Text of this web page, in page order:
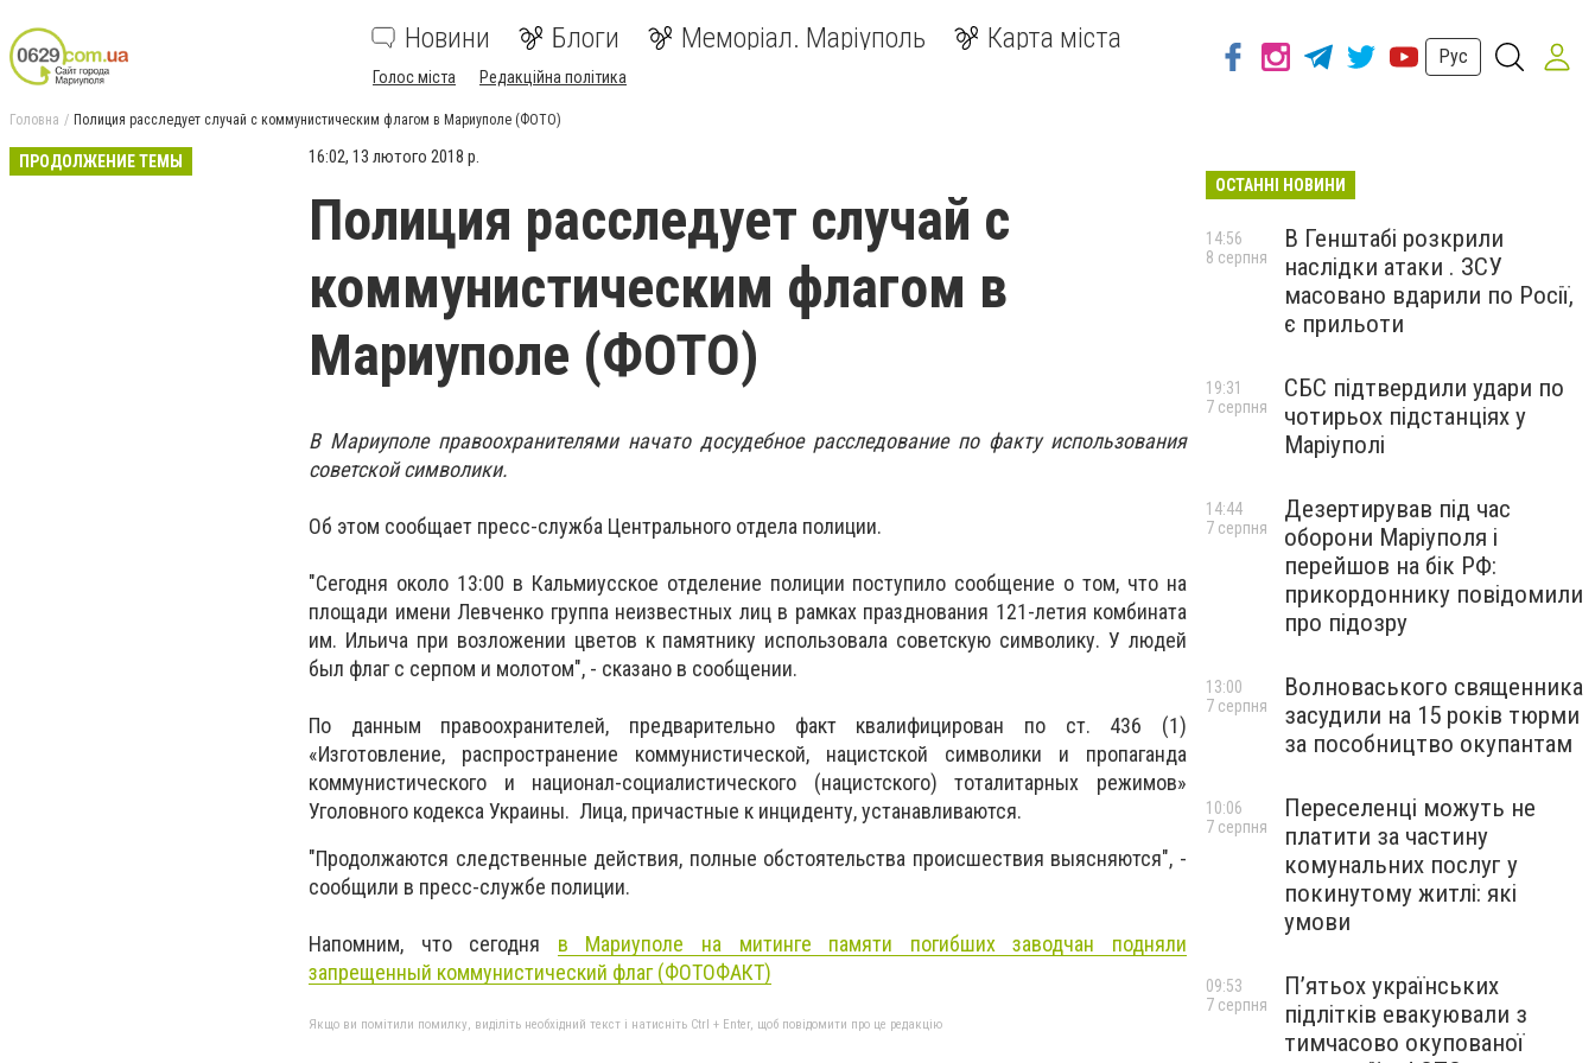
Новини Блоги Меморіал. Маріуполь Карта міста
Голос міста Редакційна політика
Рус
Головна Полиция расследует случай с коммунистическим флагом в Мариуполе (ФОТО)
ПРОДОЛЖЕНИЕ ТЕМЫ 16:02, 13 лютого 2018 р.
Полиция расследует случай с
коммунистическим флагом в
Мариуполе (ФОТО)
В Мариуполе правоохранителями начато досудебное расследование по факту использования
советской символики.
Об этом сообщает пресс-служба Центрального отдела полиции.
"Сегодня около 13:00 в Кальмиусское отделение полиции поступило сообщение о том, что на
площади имени Левченко группа неизвестных лиц в рамках празднования 121-летия комбината
им. Ильича при возложении цветов к памятнику использовала советскую символику. У людей
был флаг с серпом и молотом", - сказано в сообщении.
По данным правоохранителей, предварительно факт квалифицирован по ст. 436 (1)
«Изготовление, распространение коммунистической, нацистской символики и пропаганда
коммунистического и национал-социалистического (нацистского) тоталитарных режимов»
Уголовного кодекса Украины. Лица, причастные к инциденту, устанавливаются.
"Продолжаются следственные действия, полные обстоятельства происшествия выясняются", -
сообщили в пресс-службе полиции.
Напомним, что сегодня в Мариуполе на митинге памяти погибших заводчан подняли
запрещенный коммунистический флаг (ФОТОФАКТ)
Якщо ви помітили помилку, виділіть необхідний текст і натисніть Ctrl + Enter, щоб повідомити про це редакцію
ОСТАННІ НОВИНИ
В Генштабі розкрили
наслідки атаки . ЗСУ
масовано вдарили по Росії,
є прильоти
14:56
8 серпня
СБС підтвердили удари по
чотирьох підстанціях у
Маріуполі
19:31
7 серпня
Дезертирував під час
оборони Маріуполя і
перейшов на бік РФ:
прикордоннику повідомили
про підозру
14:44
7 серпня
Волноваського священника
засудили на 15 років тюрми
за пособництво окупантам
13:00
7 серпня
Переселенці можуть не
платити за частину
комунальних послуг у
покинутому житлі: які
умови
10:06
7 серпня
П’ятьох українських
підлітків евакуювали з
тимчасово окупованої
09:53
7 серпня